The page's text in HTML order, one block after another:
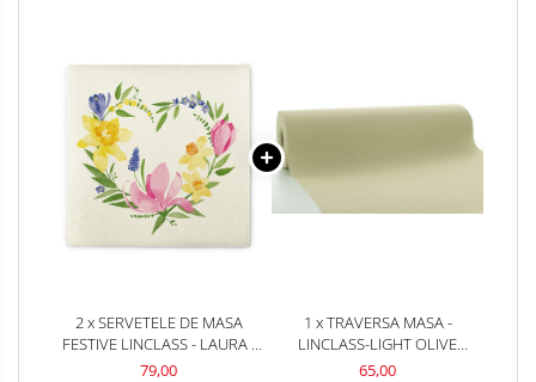
2 x SERVETELE DE MASA
FESTIVE LINCLASS - LAURA /
40 X 40 CM / 50 BUC
79,00
1 x TRAVERSA MASA -
LINCLASS-LIGHT OLIVE
(VERDE OLIV) / 40 CM X 24 M /
65,00